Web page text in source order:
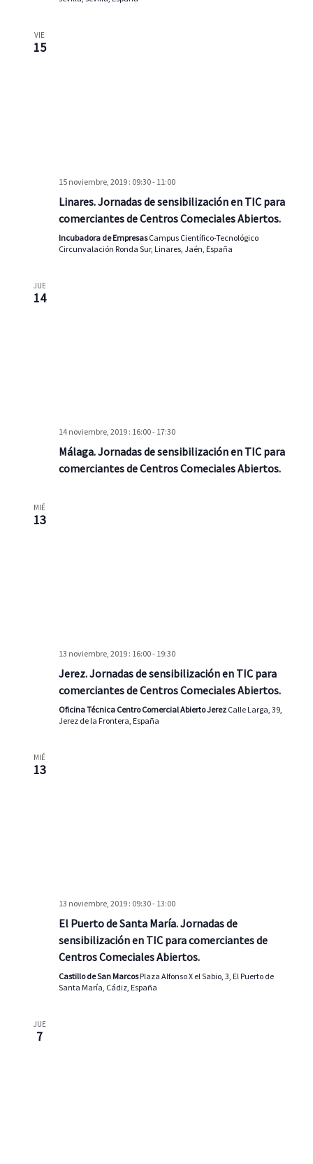
VIE
15
15 noviembre, 2019 : 09:30- 11:00
Linares. Jornadas de sensibilización en TIC para
comerciantes de Centros Comeciales Abiertos.
Incubadora de EmpresasCampus Científico-Tecnológico
Circunvalación Ronda Sur, Linares, Jaén, España
JUE
14
14 noviembre, 2019 : 16:00- 17:30
Málaga. Jornadas de sensibilización en TIC para
comerciantes de Centros Comeciales Abiertos.
MIÉ
13
13 noviembre, 2019 : 16:00- 19:30
Jerez. Jornadas de sensibilización en TIC para
comerciantes de Centros Comeciales Abiertos.
Oficina Técnica Centro Comercial Abierto Jerez Calle Larga, 39,
Jerez de la Frontera, España
MIÉ
13
13 noviembre, 2019 : 09:30- 13:00
El Puerto de Santa María. Jornadas de
sensibilización en TIC para comerciantes de
Centros Comeciales Abiertos.
Castillo de San MarcosPlaza Alfonso X el Sabio, 3, El Puerto de
Santa María, Cádiz, España
JUE
7